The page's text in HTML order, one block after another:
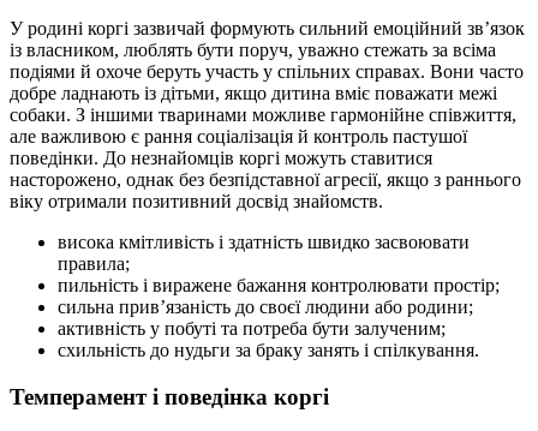
У родині коргі зазвичай формують сильний емоційний зв’язок
із власником, люблять бути поруч, уважно стежать за всіма
подіями й охоче беруть участь у спільних справах. Вони часто
добре ладнають із дітьми, якщо дитина вміє поважати межі
собаки. З іншими тваринами можливе гармонійне співжиття,
але важливою є рання соціалізація й контроль пастушої
поведінки. До незнайомців коргі можуть ставитися
насторожено, однак без безпідставної агресії, якщо з раннього
віку отримали позитивний досвід знайомств.
висока кмітливість і здатність швидко засвоювати
правила;
пильність і виражене бажання контролювати простір;
сильна прив’язаність до своєї людини або родини;
активність у побуті та потреба бути залученим;
схильність до нудьги за браку занять і спілкування.
Темперамент і поведінка коргі